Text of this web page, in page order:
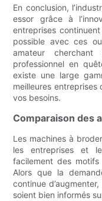
En conclusion,
essor grâce à
entreprises
possible avec ces
amateur
professionnel en
existe une large
meilleures
vos besoins.
Comparaison des
Les machines à
les entreprises et
facilement des
Alors que la
continue
soient bien informés